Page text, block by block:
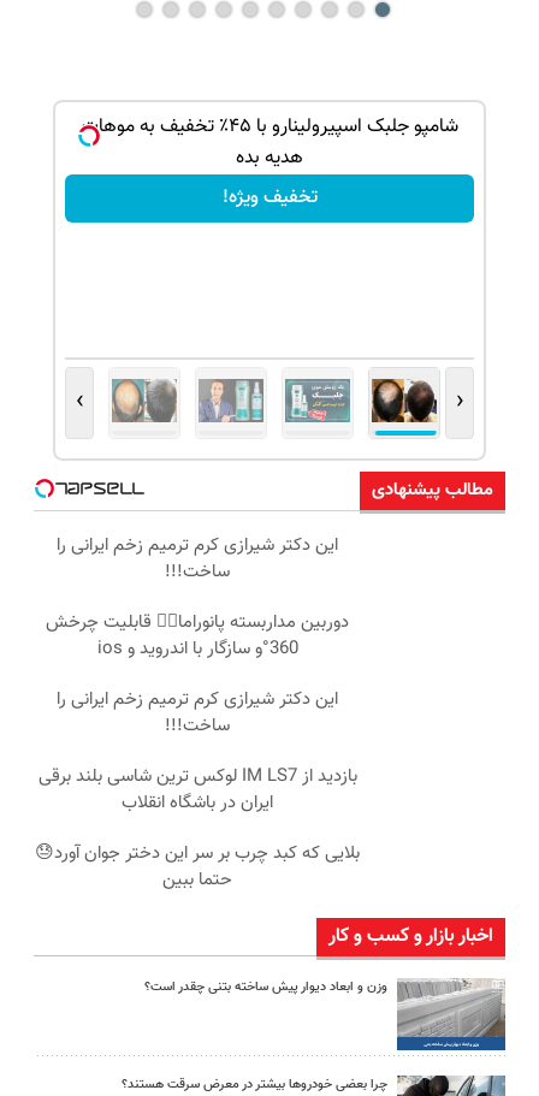
شامپو جلبک اسپیرولینارو با ۴۵٪ تخفیف به موهات
هدیه بده
تخفیف ویژه!
‹
›
مطالب پیشنهادی
این دکتر شیرازی کرم ترمیم زخم ایرانی را
ساخت!!!
دوربین مداربسته پانوراما👈🏻 قابلیت چرخش
360°و سازگار با اندروید و ios
این دکتر شیرازی کرم ترمیم زخم ایرانی را
ساخت!!!
بازدید از IM LS7 لوکس ترین شاسی بلند برقی
ایران در باشگاه انقلاب
بلایی که کبد چرب بر سر این دختر جوان آورد😓
حتما ببین
اخبار بازار و کسب و کار
وزن و ابعاد دیوار پیش ساخته بتنی چقدر است؟
چرا بعضی خودروها بیشتر در معرض سرقت هستند؟